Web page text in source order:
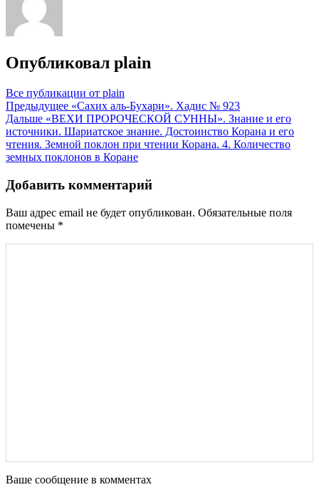
Опубликовал plain
Все публикации от plain
Навигация
по
записям
Предыдущее «Сахих аль-Бухари». Хадис № 923
Дальше «ВЕХИ ПРОРОЧЕСКОЙ СУННЫ». Знание и его
источники. Шариатское знание. Достоинство Корана и его
чтения. Земной поклон при чтении Корана. 4. Количество
земных поклонов в Коране
Добавить комментарий
Ваш адрес email не будет опубликован. Обязательные поля
помечены *
Ваше сообщение в комментах